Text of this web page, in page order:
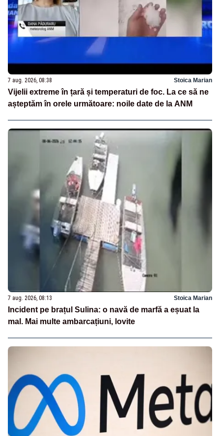
7 aug. 2026, 08:38 Stoica Marian
Vijelii extreme în țară și temperaturi de foc. La ce să ne
așteptăm în orele următoare: noile date de la ANM
7 aug. 2026, 08:13 Stoica Marian
Incident pe brațul Sulina: o navă de marfă a eșuat la
mal. Mai multe ambarcațiuni, lovite